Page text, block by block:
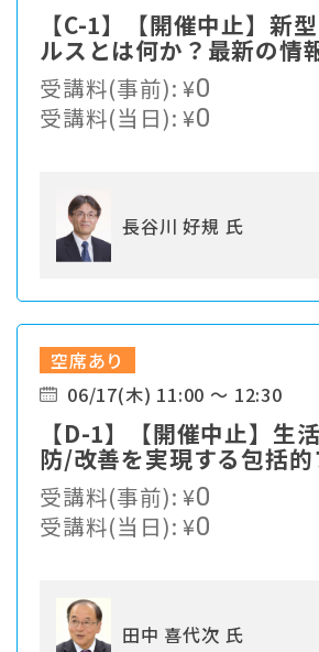
【C-1】【開催中止】新
ルスとは何か？最新の情
策最前線
受講料(事前):¥0
受講料(当日):¥0
長谷川 好規 氏
空席あり
06/17(木) 11:00 ～ 12:30
【D-1】【開催中止】生
防/改善を実現する包括的
スプログラム
受講料(事前):¥0
受講料(当日):¥0
田中 喜代次 氏